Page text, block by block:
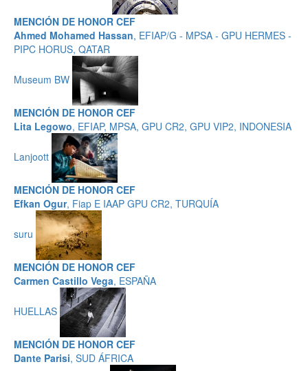
MENCIÓN DE HONOR CEF
Ahmed Mohamed Hassan, EFIAP/G - MPSA - GPU HERMES -
PIPC HORUS, QATAR
Museum BW
MENCIÓN DE HONOR CEF
Lita Legowo, EFIAP, MPSA, GPU CR2, GPU VIP2, INDONESIA
Lanjoott
MENCIÓN DE HONOR CEF
Efkan Ogur, Fiap E IAAP GPU CR2, TURQUÍA
suru
MENCIÓN DE HONOR CEF
Carmen Castillo Vega, ESPAÑA
HUELLAS
MENCIÓN DE HONOR CEF
Dante Parisi, SUD ÁFRICA